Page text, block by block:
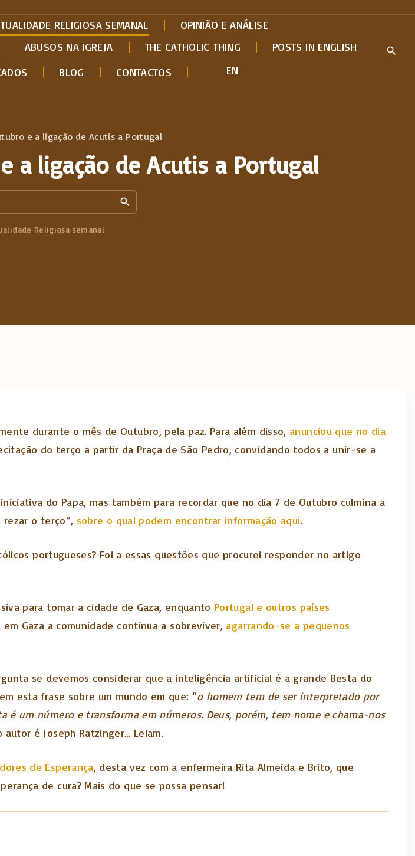
RELIGIOSA SEMANAL
OPINIÃO E ANÁLISE
ABUSOS NA IGREJA THE CATHOLIC THING
POSTS IN ENGLISH
BLOG CONTACTOS EN
e a ligação de Acutis a Portugal
a ligação de Acutis a Portugal
e
Religiosa semanal
durante o mês de Outubro, pela paz. Para além disso, anunciou que no dia
do terço a partir da Praça de São Pedro, convidando todos a unir-se a
do Papa, mas também para recordar que no dia 7 de Outubro culmina a
rezar o terço”, sobre o qual podem encontrar informação aqui.
portugueses? Foi a essas questões que procurei responder no artigo
para tomar a cidade de Gaza, enquanto Portugal e outros países
em Gaza a comunidade continua a sobreviver, agarrando-se a pequenos
se devemos considerar que a inteligência artificial é a grande Besta do
esta frase sobre um mundo em que: “o homem tem de ser interpretado por
um número e transforma em números. Deus, porém, tem nome e chama-nos
é Joseph Ratzinger… Leiam.
de Esperança, desta vez com a enfermeira Rita Almeida e Brito, que
de cura? Mais do que se possa pensar!